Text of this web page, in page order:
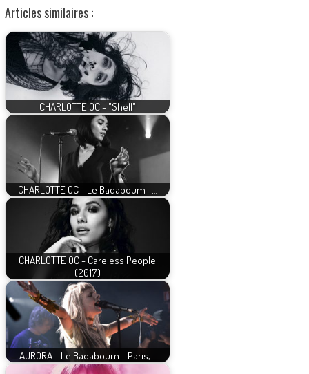
Articles similaires :
CHARLOTTE OC - "Shell"
CHARLOTTE OC - Le Badaboum -…
CHARLOTTE OC - Careless People
(2017)
AURORA - Le Badaboum - Paris,…